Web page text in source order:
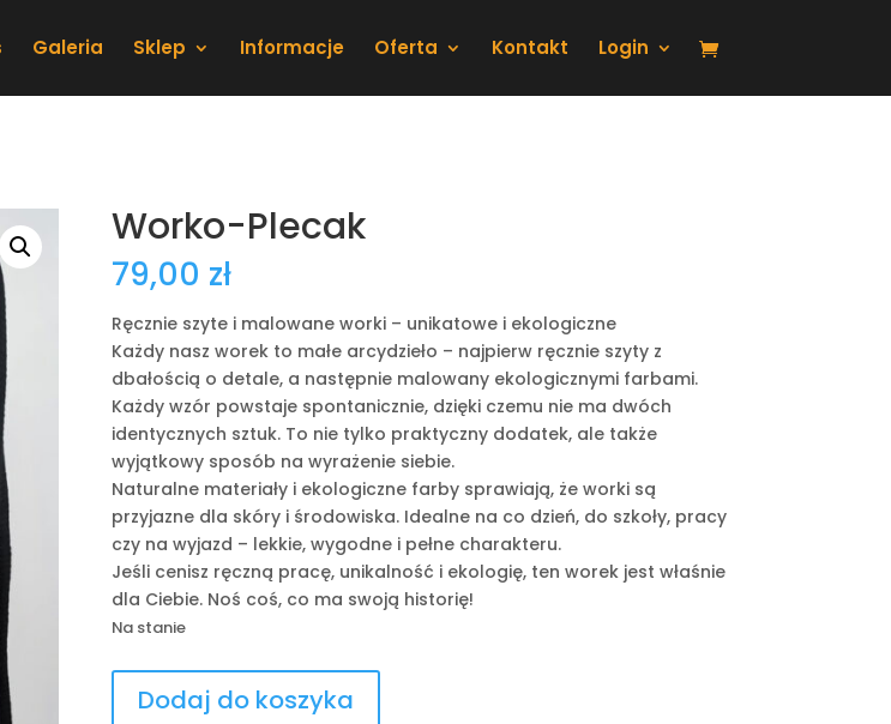
Galeria Sklep Informacje Oferta Kontakt Login
Worko-Plecak
79,00 zł
Ręcznie szyte i malowane worki – unikatowe i ekologiczne
Każdy nasz worek to małe arcydzieło – najpierw ręcznie szyty z
dbałością o detale, a następnie malowany ekologicznymi farbami.
Każdy wzór powstaje spontanicznie, dzięki czemu nie ma dwóch
identycznych sztuk. To nie tylko praktyczny dodatek, ale także
wyjątkowy sposób na wyrażenie siebie.
Naturalne materiały i ekologiczne farby sprawiają, że worki są
przyjazne dla skóry i środowiska. Idealne na co dzień, do szkoły, pracy
czy na wyjazd – lekkie, wygodne i pełne charakteru.
Jeśli cenisz ręczną pracę, unikalność i ekologię, ten worek jest właśnie
dla Ciebie. Noś coś, co ma swoją historię!
Na stanie
Worko-
Dodaj do koszyka